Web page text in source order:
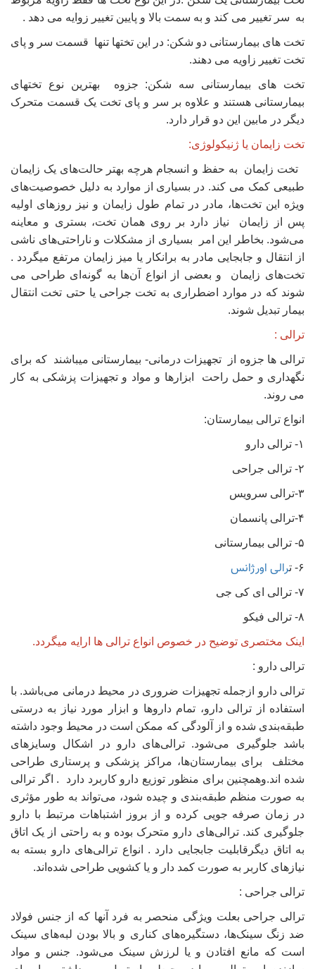
به سر تغییر می کند و به سمت بالا و پایین تغییر زوایه می دهد .
تخت های بیمارستانی دو شکن: در این تختها تنها قسمت سر و پای
تخت تغییر زاویه می دهند.
تخت های بیمارستانی سه شکن: جزوه بهترین نوع تختهای
بیمارستانی هستند و علاوه بر سر و پای تخت یک قسمت متحرک
دیگر در مابین این دو قرار دارد.
تخت زایمان یا ژنیکولوژی:
تخت‌ زایمان به حفظ و انسجام هرچه بهتر حالت‌های یک زایمان
طبیعی کمک می کند. در بسیاری از موارد به دلیل خصوصیت‌های
ویژه این تخت‌ها، مادر در تمام طول زایمان و نیز روزهای اولیه
پس از زایمان نیاز دارد بر روی همان تخت، بستری و معاینه
می‌شود. بخاطر این امر بسیاری از مشکلات و ناراحتی‌های ناشی
از انتقال و جابجایی مادر به برانکار یا میز زایمان مرتفع میگردد .
تخت‌های زایمان و بعضی از انواع آن‌ها به گونه‌ای طراحی می
شوند که در موارد اضطراری به تخت جراحی یا حتی تخت انتقال
بیمار تبدیل شوند.
ترالی :
ترالی ها جزوه از تجهیزات درمانی- بیمارستانی میباشند که برای
نگهداری و حمل راحت ابزارها و مواد و تجهیزات پزشکی به کار
می روند.
انواع ترالی بیمارستان:
۱- ترالی دارو
۲- ترالی جراحی
۳-ترالی سرویس
۴-ترالی پانسمان
۵- ترالی بیمارستانی
۶- ت رالی اورژانس
۷- ترالی ای کی جی
۸- ترالی فیکو
اینک مختصری توضیح در خصوص انواع ترالی ها ارایه میگردد.
ترالی‌ دارو :
ترالی‌ دارو ازجمله تجهیزات ضروری در محیط درمانی می‌باشد. با
استفاده از ترالی دارو، تمام داروها و ابزار مورد نیاز به درستی
طبقه‌بندی شده و از آلودگی که ممکن است در محیط وجود داشته
باشد جلوگیری می‌شود. ترالی‌های دارو در اشکال وسایزهای
مختلف برای بیمارستان‌ها، مراکز پزشکی و پرستاری طراحی
شده اند.وهمچنین برای منظور توزیع دارو کاربرد دارد . اگر ترالی
به صورت منظم طبقه‌بندی و چیده شود، می‌تواند به طور مؤثری
در زمان صرفه جویی کرده و از بروز اشتباهات مرتبط با دارو
جلوگیری کند. ترالی‌های دارو متحرک بوده و به راحتی از یک اتاق
به اتاق دیگرقابلیت جابجایی دارد . انواع ترالی‌های دارو بسته به
نیازهای کاربر به صورت کمد دار و یا کشویی طراحی شده‌اند.
ترالی‌ جراحی :
ترالی‌ جراحی بعلت ویژگی‌ منحصر به فرد آنها که از جنس فولاد
ضد زنگ سینک‌ها، دستگیره‌های کناری و بالا بودن لبه‌های سینک
است که مانع افتادن و یا لرزش سینک می‌شود. جنس و مواد